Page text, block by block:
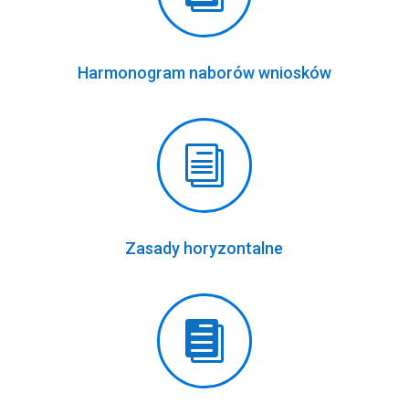
Harmonogram naborów wniosków
i
Zasady horyzontalne
